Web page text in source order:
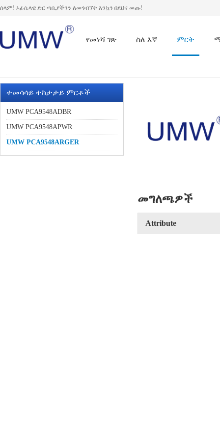
ሰላም! ኦፊሴላዊ ድር ጣቢያችንን ለመጎብኘት እንኳን በደህና መጡ!
የመነሻ ገጽ ስለ እኛ ምርት
ተመሳሳይ ተከታታይ ምርቶች
UMW PCA9548ADBR
UMW PCA9548APWR
UMW PCA9548ARGER
መግለጫዎች
Attribute